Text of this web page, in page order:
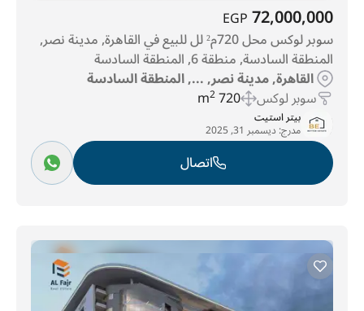
72,000,000
EGP
سوبر لوكس محل 720م² لل للبيع في القاهرة, مدينة نصر,
المنطقة السادسة, منطقة 6, المنطقة السادسة
القاهرة, مدينة نصر, ..., المنطقة السادسة
سوبر لوكس 720 m
2
بيتر استيت
مدرج: ديسمبر 31, 2025
اتصال